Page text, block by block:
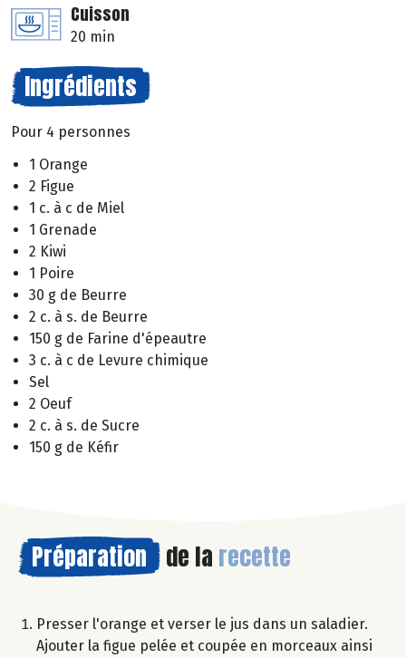
Cuisson
20 min
Ingrédients
Pour 4 personnes
1 Orange
2 Figue
1 c. à c de Miel
1 Grenade
2 Kiwi
1 Poire
30 g de Beurre
2 c. à s. de Beurre
150 g de Farine d'épeautre
3 c. à c de Levure chimique
Sel
2 Oeuf
2 c. à s. de Sucre
150 g de Kéfir
Préparation de la recette
Presser l'orange et verser le jus dans un saladier.
Ajouter la figue pelée et coupée en morceaux ainsi